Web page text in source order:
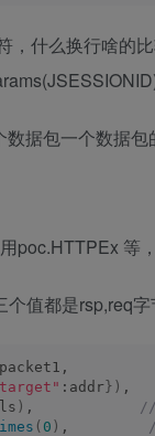
1
deflate, br
，什么换行啥的
据包一个数据
poc.HTTPEx 等
值都是rsp,req
packet1,
:addr }) ,
) ,
//
( 0 ) ,